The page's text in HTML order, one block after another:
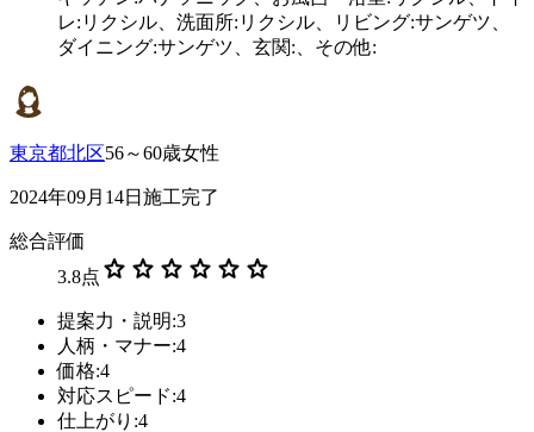
レ:リクシル、洗面所:リクシル、リビング:サンゲツ、
ダイニング:サンゲツ、玄関:、その他:
東京都北区56～60歳女性
2024年09月14日施工完了
総合評価
3.8点 star star star star star star
提案力・説明:3
人柄・マナー:4
価格:4
対応スピード:4
仕上がり:4